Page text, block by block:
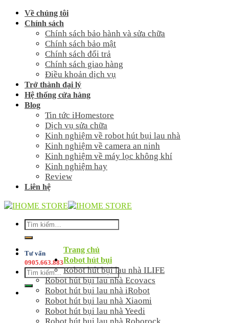
Skip
Về chúng tôi
Chính sách
Chính sách bảo hành và sửa chữa
Chính sách bảo mật
Chính sách đổi trả
Chính sách giao hàng
Điều khoản dịch vụ
Trở thành đại lý
Hệ thống cửa hàng
Blog
Tin tức iHomestore
Dịch vụ sửa chữa
Kinh nghiệm về robot hút bụi lau nhà
Kinh nghiệm về camera an ninh
Kinh nghiệm về máy lọc không khí
Kinh nghiệm hay
Review
Liên hệ
Tìm
kiếm:
Tư vấn
0905.663.883
Tìm
kiếm:
Trang chủ
Robot hút bụi
Robot hút bụi lau nhà ILIFE
Robot hút bụi lau nhà Ecovacs
Robot hút bụi lau nhà iRobot
Robot hút bụi lau nhà Xiaomi
Robot hút bụi lau nhà Yeedi